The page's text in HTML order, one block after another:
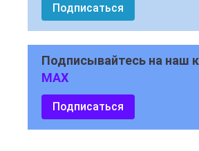
Подписаться
Подписывайтесь на наш
MAX
Подписаться